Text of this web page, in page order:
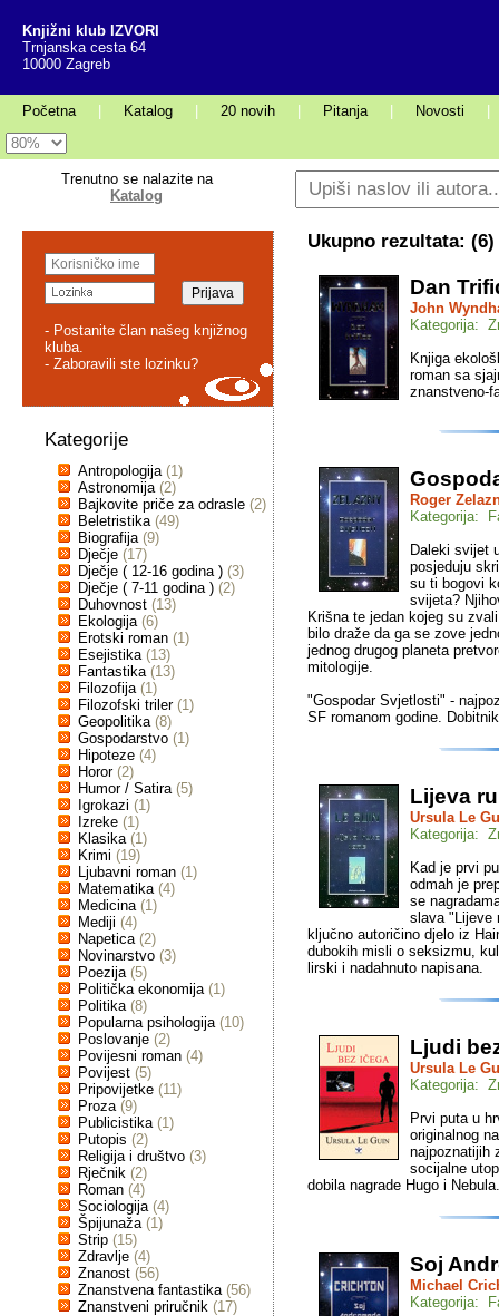
Knjižni klub IZVORI
Trnjanska cesta 64
10000 Zagreb
Početna Katalog 20 novih Pitanja Novosti
Trenutno se nalazite na
Katalog
- Postanite član našeg knjižnog
kluba.
- Zaboravili ste lozinku?
Kategorije
Antropologija (1)
Astronomija (2)
Bajkovite priče za odrasle (2)
Beletristika (49)
Biografija (9)
Dječje (17)
Dječje ( 12-16 godina ) (3)
Dječje ( 7-11 godina ) (2)
Duhovnost (13)
Ekologija (6)
Erotski roman (1)
Esejistika (13)
Fantastika (13)
Filozofija (1)
Filozofski triler (1)
Geopolitika (8)
Gospodarstvo (1)
Hipoteze (4)
Horor (2)
Humor / Satira (5)
Igrokazi (1)
Izreke (1)
Klasika (1)
Krimi (19)
Ljubavni roman (1)
Matematika (4)
Medicina (1)
Mediji (4)
Napetica (2)
Novinarstvo (3)
Poezija (5)
Politička ekonomija (1)
Politika (8)
Popularna psihologija (10)
Poslovanje (2)
Povijesni roman (4)
Povijest (5)
Pripovijetke (11)
Proza (9)
Publicistika (1)
Putopis (2)
Religija i društvo (3)
Rječnik (2)
Roman (4)
Sociologija (4)
Špijunaža (1)
Strip (15)
Zdravlje (4)
Znanost (56)
Znanstvena fantastika (56)
Znanstveni priručnik (17)
Ukupno rezultata: (6)
Dan
John
Kategorija:
Knjiga
roman sa
znanstveno-
Roger
Kategorija:
Daleki svijet
posjeduju
su ti bogovi
svijeta?
Krišna te jedan kojeg su
bilo draže da ga se zove
jednog drugog planeta
mitologije.
"Gospodar Svjetlosti" -
SF romanom godine.
Lijeva
Ursula Le
Kategorija:
Kad je prvi
odmah je
se
slava "Lijeve
ključno autoričino djelo iz
dubokih misli o seksizmu,
lirski i nadahnuto napisana.
Ljudi
Ursula Le
Kategorija:
Prvi puta u
originalnog
najpoznatijih
socijalne
dobila nagrade Hugo i Nebula.
Soj
Michael
Kategorija: